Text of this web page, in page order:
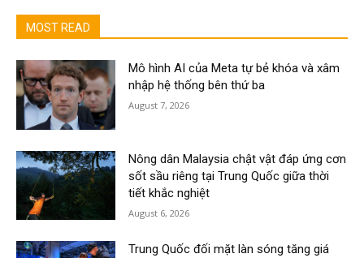
MOST READ
Mô hình AI của Meta tự bẻ khóa và xâm
nhập hệ thống bên thứ ba
August 7, 2026
Nông dân Malaysia chật vật đáp ứng cơn
sốt sầu riêng tại Trung Quốc giữa thời
tiết khắc nghiệt
August 6, 2026
Trung Quốc đối mặt làn sóng tăng giá